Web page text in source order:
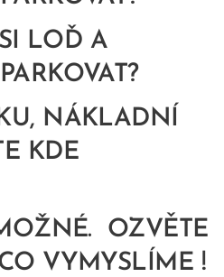
LOĎ A
NÁKLADNÍ
KDE
OZVĚTE
VYMYSLÍME !